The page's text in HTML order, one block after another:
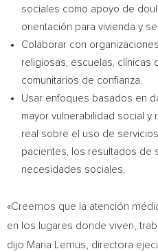
sociales como apoyo de
orientación para vivienda y
Colaborar con
religiosas, escuelas, clínicas
comunitarios de confianza.
Usar enfoques basados en
mayor vulnerabilidad social y
real sobre el uso de
pacientes, los resultados de
necesidades sociales.
«Creemos que la atención
en los lugares donde viven,
dijo Maria Lemus, directora